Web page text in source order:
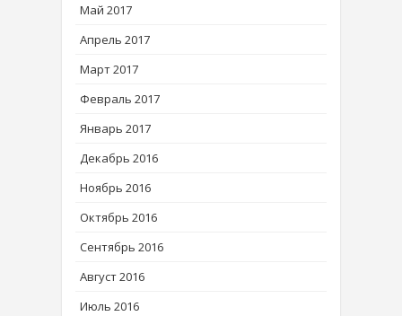
Май 2017
Апрель 2017
Март 2017
Февраль 2017
Январь 2017
Декабрь 2016
Ноябрь 2016
Октябрь 2016
Сентябрь 2016
Август 2016
Июль 2016